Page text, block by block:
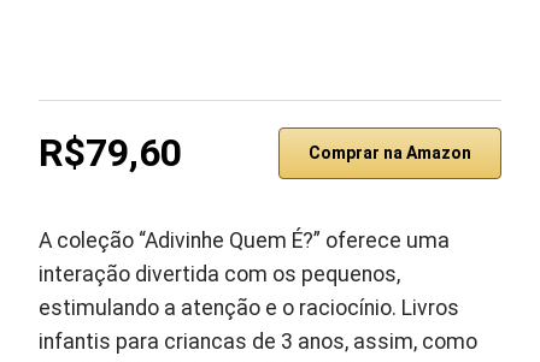
R$79,60 Comprar na Amazon
A coleção “Adivinhe Quem É?” oferece uma
interação divertida com os pequenos,
estimulando a atenção e o raciocínio. Livros
infantis para criancas de 3 anos, assim, como